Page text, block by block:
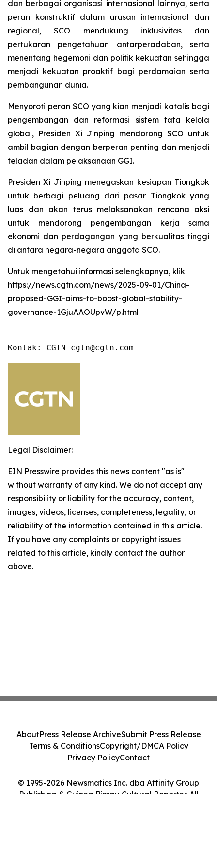
dan berbagai organisasi internasional lainnya, serta
peran konstruktif dalam urusan internasional dan
regional, SCO mendukung inklusivitas dan
pertukaran pengetahuan antarperadaban, serta
menentang hegemoni dan politik kekuatan sehingga
menjadi kekuatan proaktif bagi perdamaian serta
pembangunan dunia.
Menyoroti peran SCO yang kian menjadi katalis bagi
pengembangan dan reformasi sistem tata kelola
global, Presiden Xi Jinping mendorong SCO untuk
ambil bagian dengan berperan penting dan menjadi
teladan dalam pelaksanaan GGI.
Presiden Xi Jinping menegaskan kesiapan Tiongkok
untuk berbagi peluang dari pasar Tiongkok yang
luas dan akan terus melaksanakan rencana aksi
untuk mendorong pengembangan kerja sama
ekonomi dan perdagangan yang berkualitas tinggi
di antara negara-negara anggota SCO.
Untuk mengetahui informasi selengkapnya, klik:
https://news.cgtn.com/news/2025-09-01/China-
proposed-GGI-aims-to-boost-global-stability-
governance-1GjuAAOUpvW/p.html
Kontak: CGTN cgtn@cgtn.com
Legal Disclaimer:
EIN Presswire provides this news content "as is"
without warranty of any kind. We do not accept any
responsibility or liability for the accuracy, content,
images, videos, licenses, completeness, legality, or
reliability of the information contained in this article.
If you have any complaints or copyright issues
related to this article, kindly contact the author
above.
© 1995-2026 Newsmatics Inc. dba Affinity Group
Publishing & Guinea Bissau Cultural Reporter. All
AboutPress Release ArchiveSubmit Press Release
Terms & ConditionsCopyright/DMCA Policy
Privacy PolicyContact